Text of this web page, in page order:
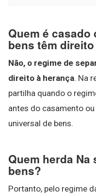
Quem é casado
bens têm
Não, o regime de
direito à herança. Na
partilha quando o
antes do casamento
universal de bens.
Quem herda
bens?
Portanto, pelo regime